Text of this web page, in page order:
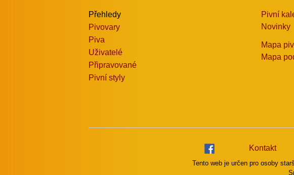
Přehledy
Pivovary
Piva
Uživatelé
Připravované
Pivní styly
Pivní
Novinky
Mapa
Mapa
Kontakt
Tento web je určen pro osoby